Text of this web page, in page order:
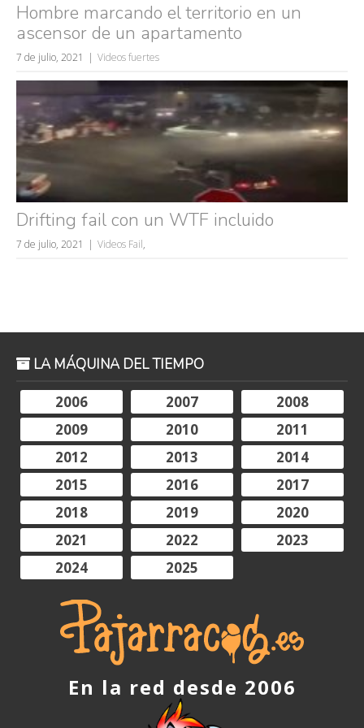
Hombre marcando el territorio en un
ascensor de un apartamento
7 de julio, 2021 Videos fuertes
Drifting fail con un WTF incluido
7 de julio, 2021 Videos Fail,
LA MÁQUINA DEL TIEMPO
2006
2007
2008
2009
2010
2011
2012
2013
2014
2015
2016
2017
2018
2019
2020
2021
2022
2023
2024
2025
En la red desde 2006